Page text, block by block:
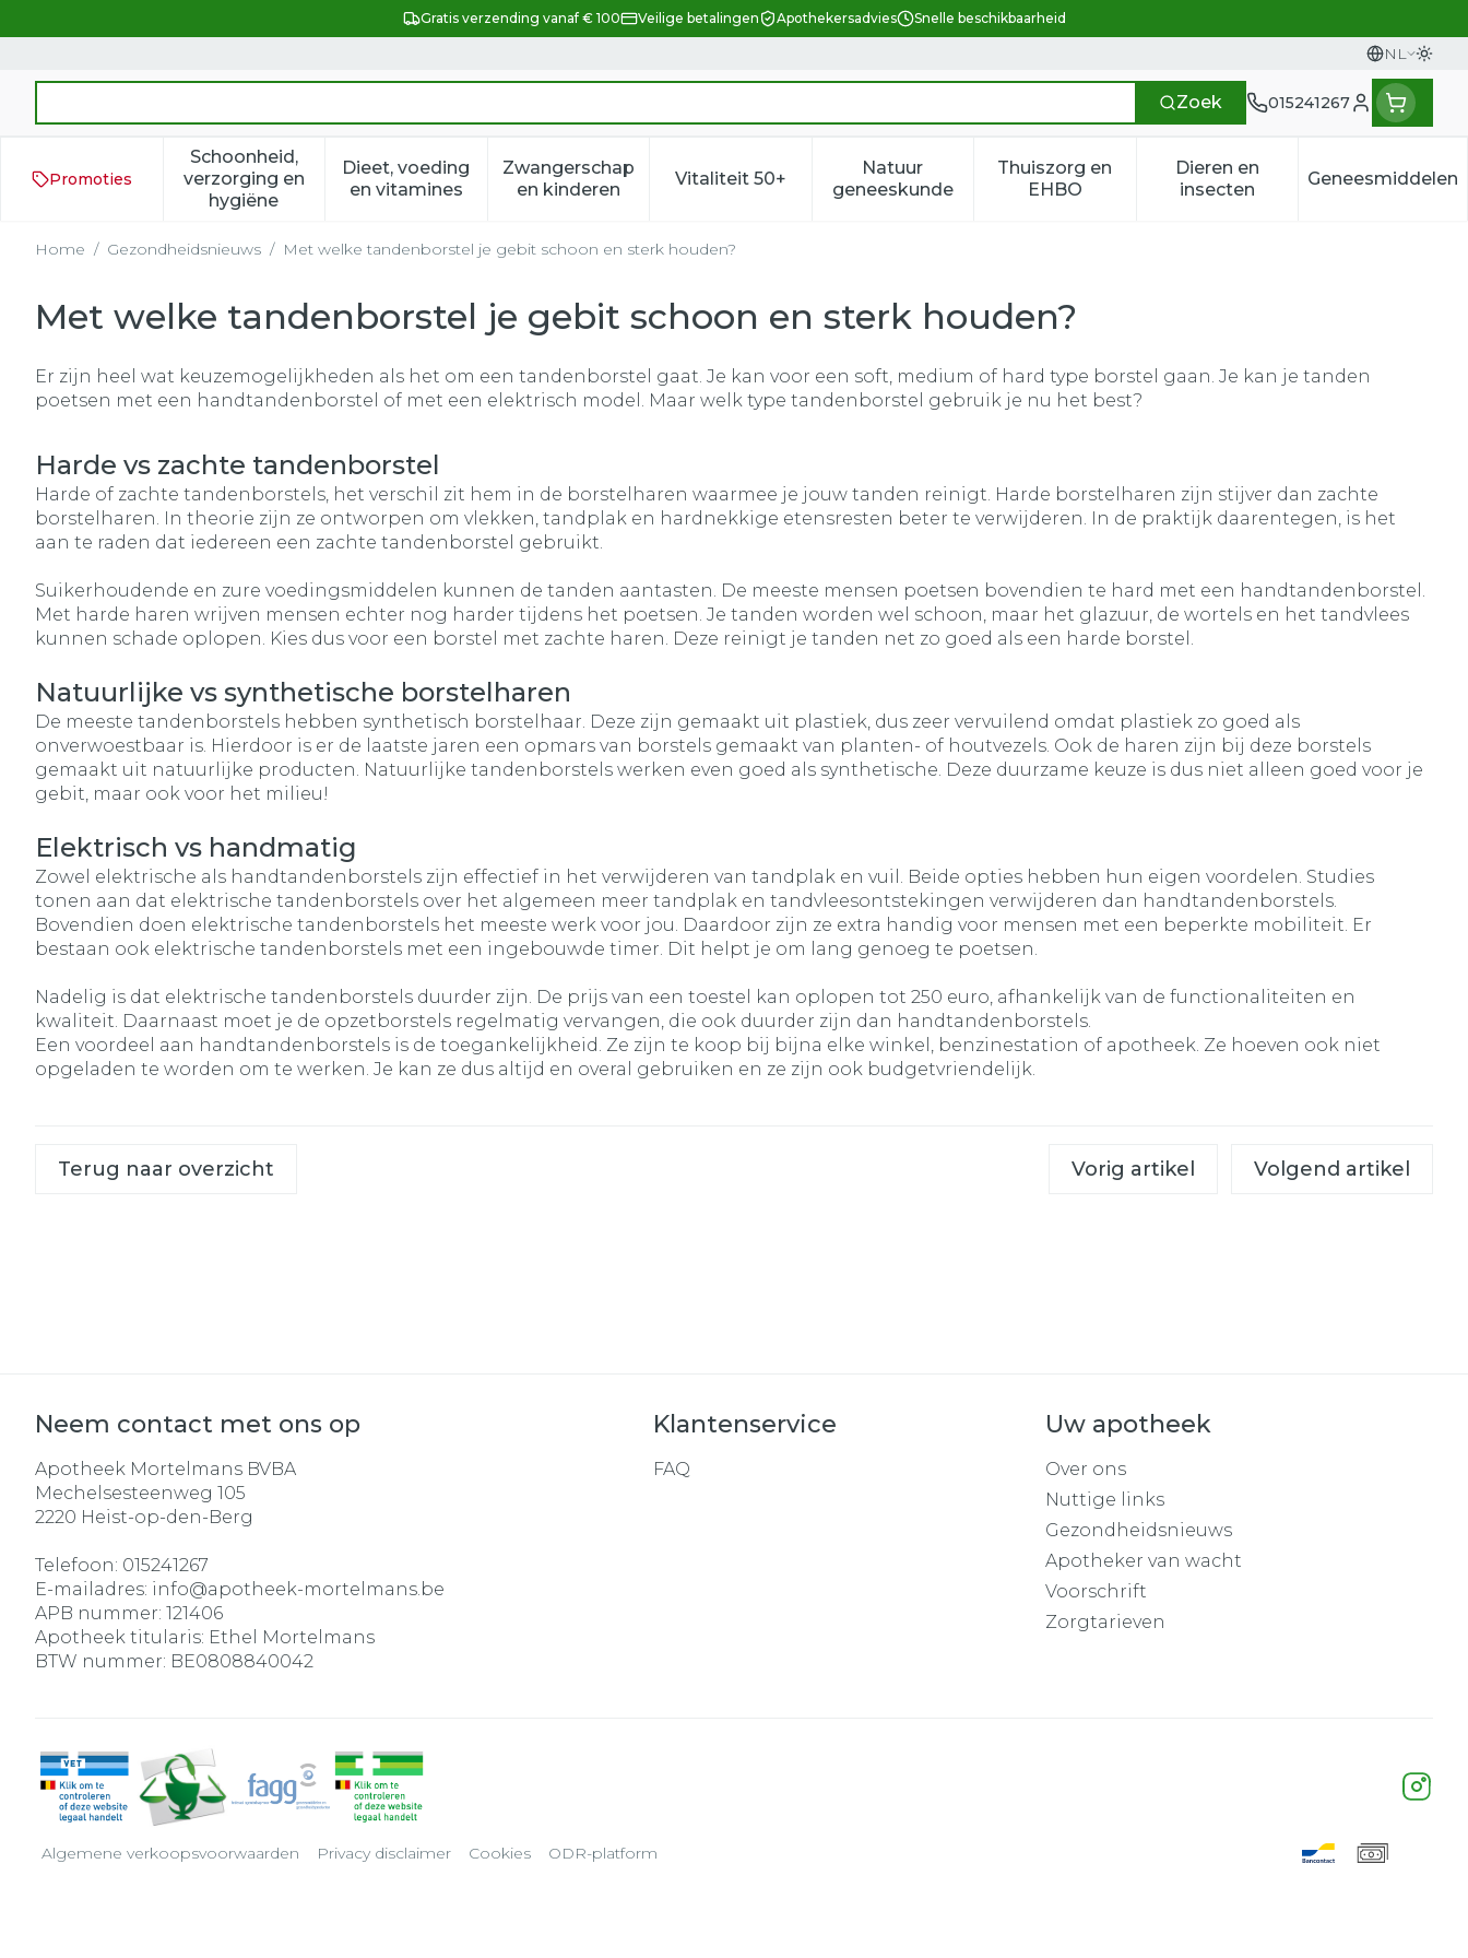
Gratis verzending vanaf € 100 Veilige betalingen Apothekersadvies Snelle beschikbaarheid
NL
Talen
Zoek 015241267
Klant menu
Promoties
Schoonheid,
verzorging en
hygiëne
Toon submenu voor Schoonheid, verzorging en hygiëne categorie
Dieet, voeding
en vitaminesToon submenu voor Dieet, voeding en vitamines categorie
Zwangerschap
en kinderenToon submenu voor Zwangerschap en kinderen categorie
Vitaliteit 50+Toon submenu voor Vitaliteit 50+ categorie
Natuur
geneeskunde
Toon submenu voor Natuur geneeskunde categorie
Thuiszorg en
EHBOToon submenu voor Thuiszorg en EHBO
Dieren en
insectenToon submenu voor Dieren
Geneesmiddelen
Toon
Home / Gezondheidsnieuws / Met welke tandenborstel je gebit schoon en sterk houden?
Met welke tandenborstel je gebit schoon en sterk houden?
Er zijn heel wat keuzemogelijkheden als het om een tandenborstel gaat. Je kan voor een soft, medium of hard type borstel gaan. Je kan je tanden
poetsen met een handtandenborstel of met een elektrisch model. Maar welk type tandenborstel gebruik je nu het best?
Harde vs zachte tandenborstel
Harde of zachte tandenborstels, het verschil zit hem in de borstelharen waarmee je jouw tanden reinigt. Harde borstelharen zijn stijver dan zachte
borstelharen. In theorie zijn ze ontworpen om vlekken, tandplak en hardnekkige etensresten beter te verwijderen. In de praktijk daarentegen, is het
aan te raden dat iedereen een zachte tandenborstel gebruikt.
Suikerhoudende en zure voedingsmiddelen kunnen de tanden aantasten. De meeste mensen poetsen bovendien te hard met een handtandenborstel.
Met harde haren wrijven mensen echter nog harder tijdens het poetsen. Je tanden worden wel schoon, maar het glazuur, de wortels en het tandvlees
kunnen schade oplopen. Kies dus voor een borstel met zachte haren. Deze reinigt je tanden net zo goed als een harde borstel.
Natuurlijke vs synthetische borstelharen
De meeste tandenborstels hebben synthetisch borstelhaar. Deze zijn gemaakt uit plastiek, dus zeer vervuilend omdat plastiek zo goed als
onverwoestbaar is. Hierdoor is er de laatste jaren een opmars van borstels gemaakt van planten- of houtvezels. Ook de haren zijn bij deze borstels
gemaakt uit natuurlijke producten. Natuurlijke tandenborstels werken even goed als synthetische. Deze duurzame keuze is dus niet alleen goed voor je
gebit, maar ook voor het milieu!
Elektrisch vs handmatig
Zowel elektrische als handtandenborstels zijn effectief in het verwijderen van tandplak en vuil. Beide opties hebben hun eigen voordelen. Studies
tonen aan dat elektrische tandenborstels over het algemeen meer tandplak en tandvleesontstekingen verwijderen dan handtandenborstels.
Bovendien doen elektrische tandenborstels het meeste werk voor jou. Daardoor zijn ze extra handig voor mensen met een beperkte mobiliteit. Er
bestaan ook elektrische tandenborstels met een ingebouwde timer. Dit helpt je om lang genoeg te poetsen.
Nadelig is dat elektrische tandenborstels duurder zijn. De prijs van een toestel kan oplopen tot 250 euro, afhankelijk van de functionaliteiten en
kwaliteit. Daarnaast moet je de opzetborstels regelmatig vervangen, die ook duurder zijn dan handtandenborstels.
Een voordeel aan handtandenborstels is de toegankelijkheid. Ze zijn te koop bij bijna elke winkel, benzinestation of apotheek. Ze hoeven ook niet
opgeladen te worden om te werken. Je kan ze dus altijd en overal gebruiken en ze zijn ook budgetvriendelijk.
Terug naar overzicht Vorig artikel Volgend artikel
Neem contact met ons op
Apotheek Mortelmans BVBA
Mechelsesteenweg 105
2220 Heist-op-den-Berg
Telefoon: 015241267
E-mailadres: info@apotheek-mortelmans.be
APB nummer: 121406
Apotheek titularis: Ethel Mortelmans
BTW nummer: BE0808840042
Klantenservice
FAQ
Uw apotheek
Over ons
Nuttige links
Gezondheidsnieuws
Apotheker van wacht
Voorschrift
Zorgtarieven
Algemene verkoopsvoorwaarden Privacy disclaimer Cookies ODR-platform